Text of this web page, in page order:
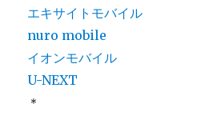
エキサイトモバイル
nuro mobile
イオンモバイル
U-NEXT
＊